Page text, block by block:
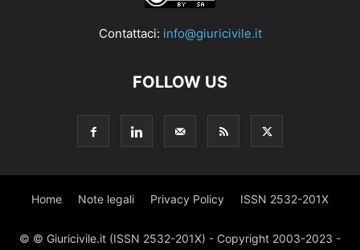
Contattaci: info@giuricivile.it
FOLLOW US
Home Note legali Privacy Policy ISSN 2532-201X
© © Giuricivile.it (ISSN 2532-201X) - Copyright 2003-2023 -